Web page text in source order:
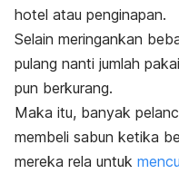
hotel atau penginapan.
Selain meringankan
pulang nanti jumlah
pun berkurang.
Maka itu, banyak
membeli sabun ketika
mereka rela untuk